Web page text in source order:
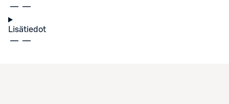
Lisätiedot